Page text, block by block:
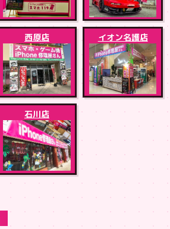
西原店 イオン名護店
石川店